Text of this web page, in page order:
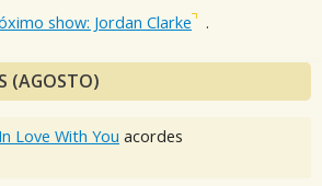
show: Jordan Clarke .
(AGOSTO)
Love With You acordes